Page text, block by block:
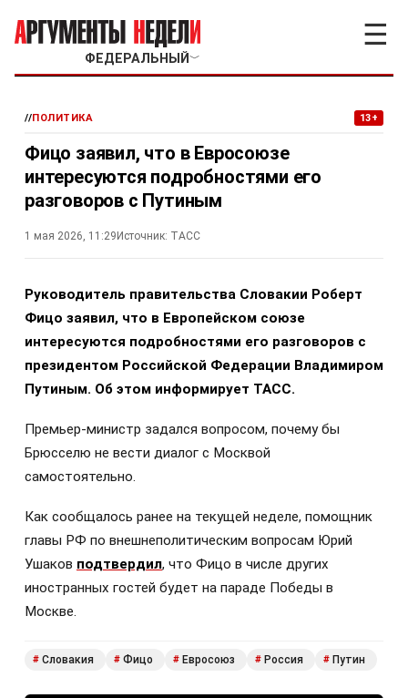
ФЕДЕРАЛЬНЫЙ ﹀
☰
//ПОЛИТИКА 13+
Фицо заявил, что в Евросоюзе
интересуются подробностями его
разговоров с Путиным
1 мая 2026, 11:29 Источник: ТАСС
Руководитель правительства Словакии Роберт
Фицо заявил, что в Европейском союзе
интересуются подробностями его разговоров с
президентом Российской Федерации Владимиром
Путиным. Об этом информирует ТАСС.
Премьер-министр задался вопросом, почему бы
Брюсселю не вести диалог с Москвой
самостоятельно.
Как сообщалось ранее на текущей неделе, помощник
главы РФ по внешнеполитическим вопросам Юрий
Ушаков подтвердил, что Фицо в числе других
иностранных гостей будет на параде Победы в
Москве.
# Словакия # Фицо # Евросоюз # Россия # Путин